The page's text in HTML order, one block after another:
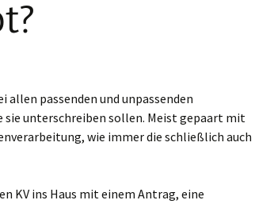
allen passenden und unpassenden
sie unterschreiben sollen. Meist gepaart mit
wie immer die schließlich auch
KV ins Haus mit einem Antrag, eine